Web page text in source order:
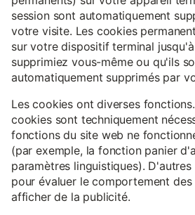
session sont automatiquement
votre visite. Les cookies
sur votre dispositif terminal
supprimiez vous-même ou qu'ils
automatiquement supprimés par
Les cookies ont diverses
cookies sont techniquement
fonctions du site web ne
(par exemple, la fonction panier
paramètres linguistiques).
pour évaluer le comportement
afficher de la publicité.